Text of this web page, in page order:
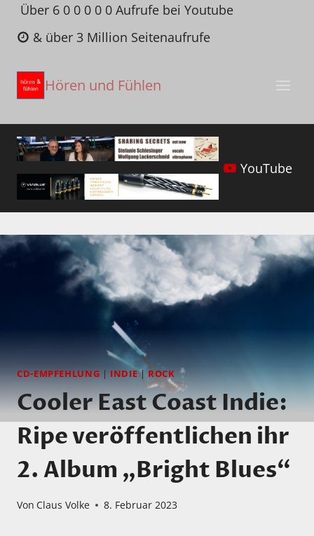
Zum
Inhalt
springen
Über 6 0 0 0 0 0 Aufrufe bei Youtube
& über 3 Million Seitenaufrufe
Hören und Fühlen
YouTube
CD-EMPFEHLUNG | INDIE|ROCK
Cooler East Coast Indie:
Ripe veröffentlichen ihr
2. Album „Bright Blues“
Von Claus Volke 8. Februar 2023